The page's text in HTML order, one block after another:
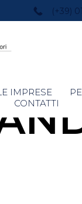
(+39)
IMPRESE
CONTATTI